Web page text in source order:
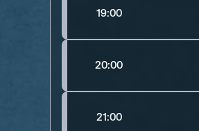
19:00
20:00
21:00